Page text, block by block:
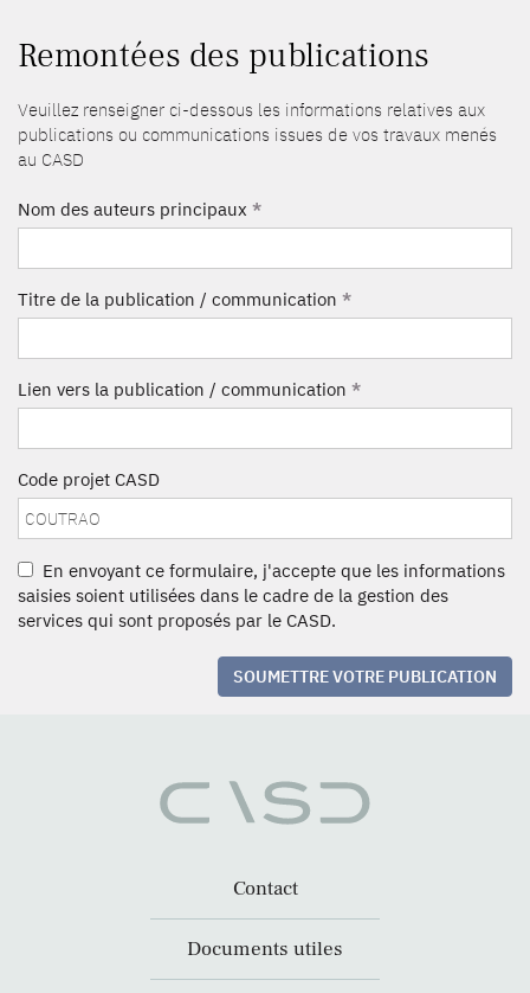
Remontées des publications
Veuillez renseigner ci-dessous les informations relatives aux
publications ou communications issues de vos travaux menés
au CASD
Nom des auteurs principaux *
Titre de la publication / communication *
Lien vers la publication / communication *
Code projet CASD
En envoyant ce formulaire, j'accepte que les informations
saisies soient utilisées dans le cadre de la gestion des
services qui sont proposés par le CASD.
SOUMETTRE VOTRE PUBLICATION
Contact
Documents utiles